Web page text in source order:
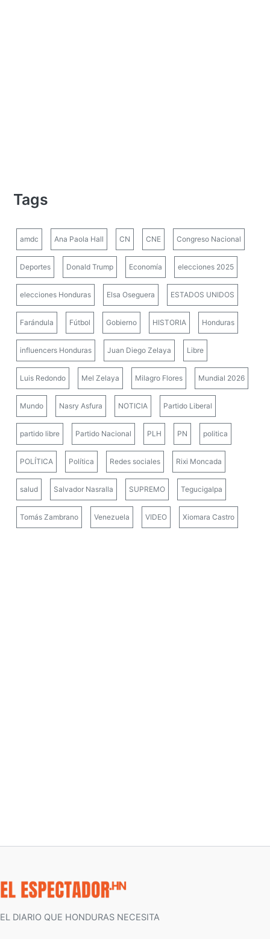
Tags
amdc Ana Paola Hall CN CNE Congreso Nacional
Deportes Donald Trump Economía elecciones 2025
elecciones Honduras Elsa Oseguera ESTADOS UNIDOS
Farándula Fútbol Gobierno HISTORIA Honduras
influencers Honduras Juan Diego Zelaya Libre
Luis Redondo Mel Zelaya Milagro Flores Mundial 2026
Mundo Nasry Asfura NOTICIA Partido Liberal
partido libre Partido Nacional PLH PN politica
POLÍTICA Política Redes sociales Rixi Moncada
salud Salvador Nasralla SUPREMO Tegucigalpa
Tomás Zambrano Venezuela VIDEO Xiomara Castro
EL DIARIO QUE HONDURAS NECESITA